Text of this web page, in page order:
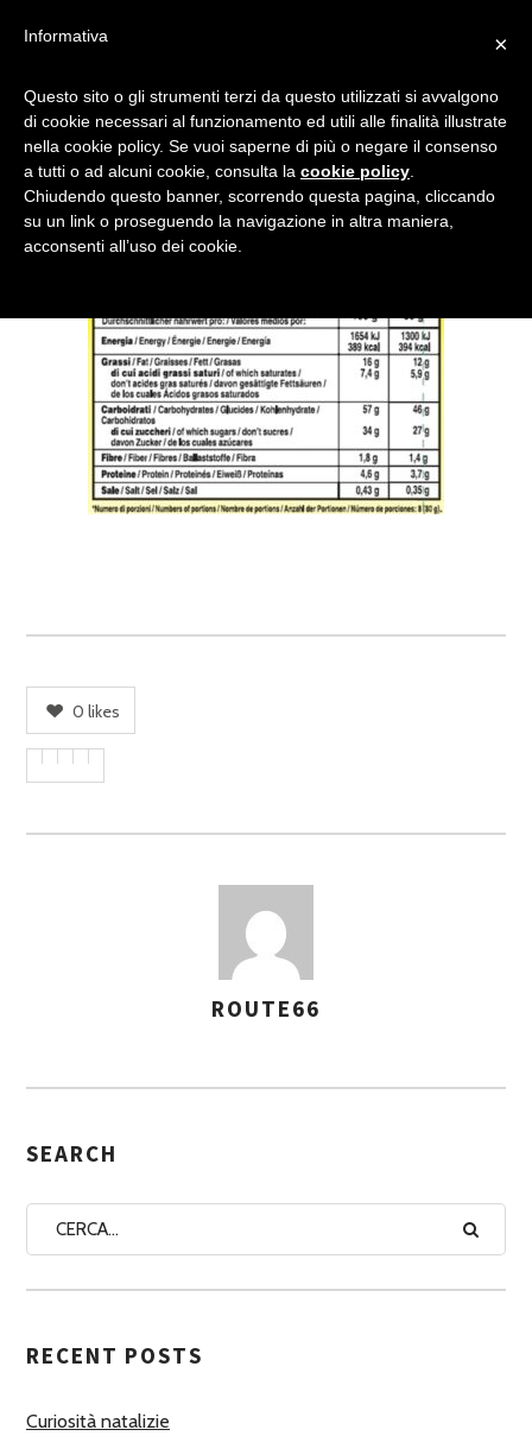
VALORINUTRIZIONALI1
0 likes
S
G
A
U
O
I
ROUTE66
SEARCH
RECENT POSTS
Curiosità natalizie
×
Informativa
Questo sito o gli strumenti terzi da questo utilizzati si avvalgono
di cookie necessari al funzionamento ed utili alle finalità illustrate
nella cookie policy. Se vuoi saperne di più o negare il consenso
a tutti o ad alcuni cookie, consulta la cookie policy
Chiudendo questo banner, scorrendo questa pagina, cliccando
su un link o proseguendo la navigazione in altra maniera,
acconsenti all’uso dei cookie.